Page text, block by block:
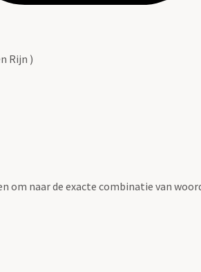
Rijn )
om naar de exacte combinatie van